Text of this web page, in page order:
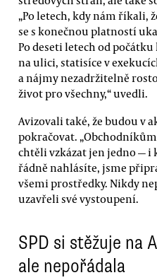
„Po letech, kdy nám říkali,
se s konečnou platností
Po deseti letech od
na ulici, statisíce v
a nájmy nezadržitelně
život pro všechny,“ uvedli.
Avizovali také, že budou v
pokračovat.
chtěli vzkázat jen jedno — i
řádně nahlásíte, jsme
všemi prostředky. Nikdy
uzavřeli své vystoupení.
SPD si stěžuje na
ale nepořádala